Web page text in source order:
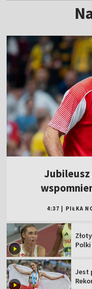
Jubileusz
4:37 PIŁKA
Polki
Jest